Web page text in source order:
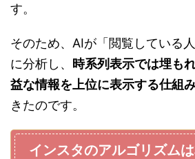
す。
そのため、AIが「閲覧している
に分析し、 時系列表示では埋も
益な情報を上位に表示する仕組
きたのです。
インスタのアルゴリズム